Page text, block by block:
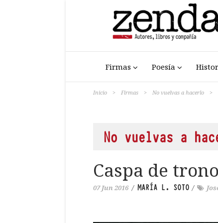
Firmas Poesía
Inicio > Firmas > No vuelvas a hacerlo >
No vuelvas a
Caspa de
07 Jun 2016 / MARÍA L. SOTO /